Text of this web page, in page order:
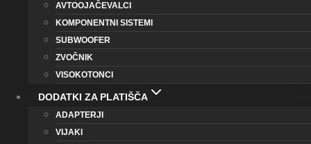
AVTOOJAČEVALCI
KOMPONENTNI SISTEMI
SUBWOOFER
ZVOČNIK
VISOKOTONCI
DODATKI ZA PLATIŠČA
ADAPTERJI
VIJAKI